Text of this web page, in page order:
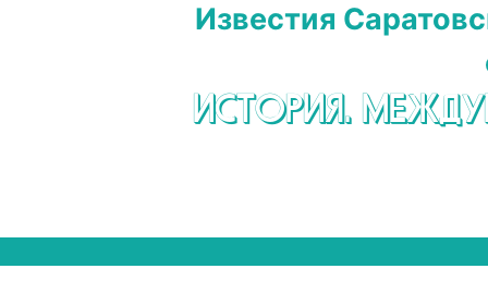
Известия
ИСТОРИЯ.